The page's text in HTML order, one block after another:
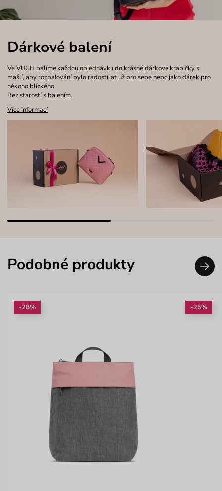
Dárkové balení
Ve VUCH balíme každou objednávku do krásné dárkové krabičky s
mašlí, aby rozbalování bylo radostí, ať už pro sebe nebo jako dárek pro
někoho blízkého.
Bez starostí s balením.
Více informací
Podobné produkty
-28% -25%